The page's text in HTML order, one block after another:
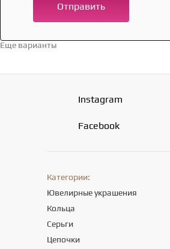
Отправить
Еще варианты
Instagram
Facebook
Категории:
Ювелирные украшения
Кольца
Серьги
Цепочки